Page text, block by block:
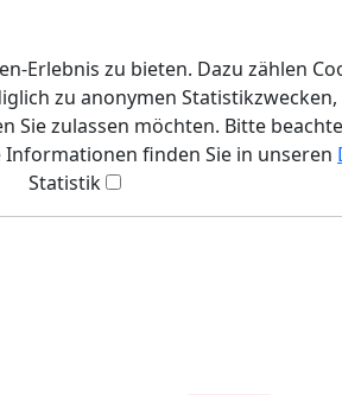
Erlebnis zu bieten. Dazu zählen
zu anonymen
Sie zulassen möchten. Bitte
finden Sie in unseren
Statistik